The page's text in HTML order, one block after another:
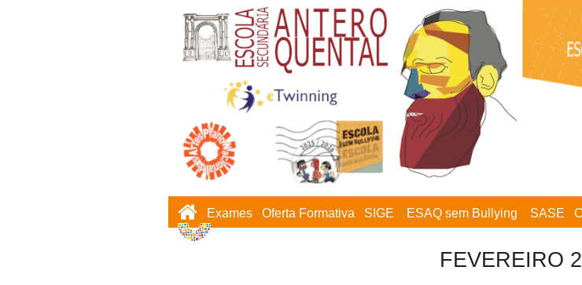
Exames Oferta Formativa SIGE ESAQ sem Bullying SASE
FEVEREIRO